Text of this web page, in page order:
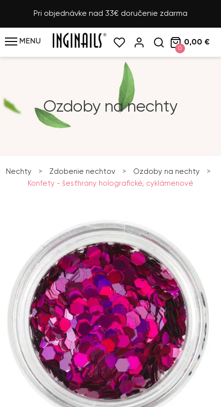
Pri objednávke nad 33€ doručenie zdarma
MENU
0
0,00 €
Ozdoby na nechty
Nechty > Zdobenie nechtov > Ozdoby na nechty
>
Konfety - šesťhrany holografické, cyklámenové